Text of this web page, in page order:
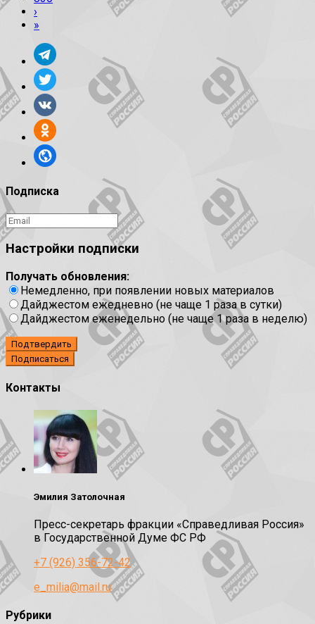
›
»
Подписка
Настройки подписки
Получать обновления:
Немедленно, при появлении новых материалов
Дайджестом ежедневно (не чаще 1 раза в сутки)
Дайджестом еженедельно (не чаще 1 раза в неделю)
Подтвердить
Контакты
Эмилия Затолочная
Пресс-секретарь фракции «Справедливая Россия»
в Государственной Думе ФС РФ
+7 (926) 356-72-42
e_milia@mail.ru
Рубрики